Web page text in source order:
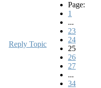
Reply Topic
Page:
1
...
23
24
25
26
27
...
34